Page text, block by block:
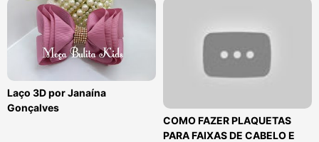
Laço 3D por Janaína
Gonçalves
COMO FAZER PLAQUETAS
PARA FAIXAS DE CABELO E